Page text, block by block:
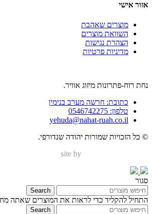
אזור אישי
מוצרים שאהבת
השוואת מוצרים
הצהרת נגישות
מדיניות פרטיות
נחת רוח-פתרונות מיזוג אוויר.
כתובת: חרשה מערב בנימין
טלפון: 0546742275
yehuda@nahat-ruah.co.il
© כל הזכויות שמורות יהודה שנדורפי.
site by
סגור
Search
התחיל להקליד כדי לראות את המוצרים שאתה
Search